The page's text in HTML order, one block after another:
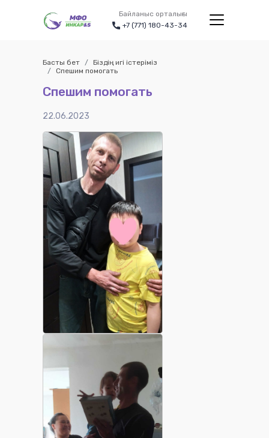
Байланыс орталығы
+7 (771) 180-43-34
Басты бет
Біздің игі істеріміз
Спешим помогать
Спешим помогать
22.06.2023